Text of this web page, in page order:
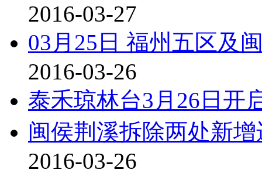
2016-03-27
03月25日 福州五区及
2016-03-26
泰禾琼林台3月26日开
闽侯荆溪拆除两处新
2016-03-26